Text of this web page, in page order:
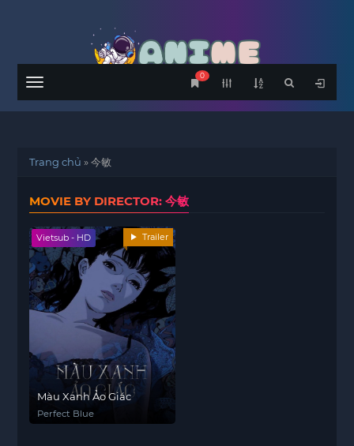
Menu
0
Trang chủ »今敏
MOVIE BY DIRECTOR: 今敏
Vietsub - HD Trailer
Màu Xanh Ảo Giác
Perfect Blue